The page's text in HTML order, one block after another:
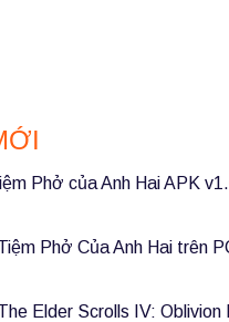
Phở của Anh Hai APK
Phở Của Anh Hai trên
Elder Scrolls IV: Oblivion